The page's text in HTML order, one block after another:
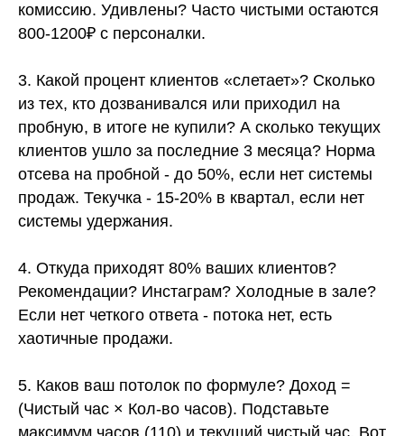
комиссию. Удивлены? Часто чистыми остаются
800-1200₽ с персоналки.
3. Какой процент клиентов «слетает»? Сколько
из тех, кто дозванивался или приходил на
пробную, в итоге не купили? А сколько текущих
клиентов ушло за последние 3 месяца? Норма
отсева на пробной - до 50%, если нет системы
продаж. Текучка - 15-20% в квартал, если нет
системы удержания.
4. Откуда приходят 80% ваших клиентов?
Рекомендации? Инстаграм? Холодные в зале?
Если нет четкого ответа - потока нет, есть
хаотичные продажи.
5. Каков ваш потолок по формуле? Доход =
(Чистый час × Кол-во часов). Подставьте